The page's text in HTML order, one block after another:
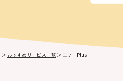
＞ おすすめサービス一覧 ＞ エアーPlus